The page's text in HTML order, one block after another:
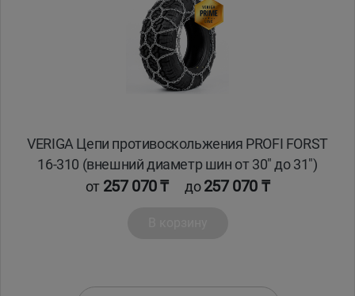
VERIGA Цепи противоскольжения PROFI FORST
16-310 (внешний диаметр шин от 30" до 31")
от 257 070 ₸ до257 070 ₸
Павлодар
Петропавловск